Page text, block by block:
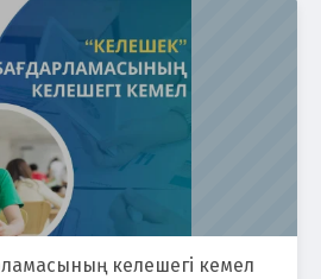
келешегі кемел